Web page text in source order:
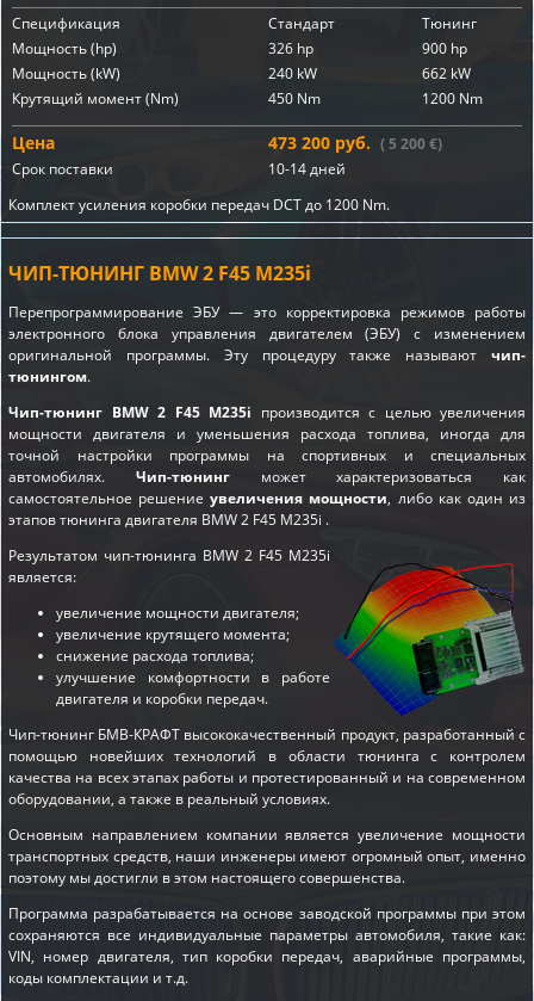
Спецификация Стандарт
Тюнинг
Мощность (hp)
326 hp
900 hp
Мощность (kW)
240 kW
662 kW
Крутящий момент (Nm)
450 Nm 1200 Nm
Цена 473 200 руб. ( 5 200 €)
Срок поставки
10-14 дней
Комплект усиления коробки передач DCT до 1200 Nm.
ЧИП-ТЮНИНГ BMW 2 F45 M235i
Перепрограммирование ЭБУ — это корректировка режимов работы
электронного блока управления двигателем (ЭБУ) с изменением
оригинальной программы. Эту процедуру также называют чип-
тюнингом.
Чип-тюнинг BMW 2 F45 M235i производится с целью увеличения
мощности двигателя и уменьшения расхода топлива, иногда для
точной настройки программы на спортивных и специальных
автомобилях. Чип-тюнингможет характеризоваться как
самостоятельное решениеувеличения мощности, либо как один из
этаповтюнинга двигателя BMW 2 F45 M235i .
Результатом чип-тюнинга BMW 2 F45 M235i
является:
увеличение мощности двигателя;
увеличение крутящего момента;
снижение расхода топлива;
улучшение комфортности в работе
двигателя и коробки передач.
Чип-тюнинг БМВ-КРАФТ высококачественный продукт, разработанный с
помощью новейших технологий в области тюнинга с контролем
качества на всех этапах работы и протестированный и на современном
оборудовании, а также в реальный условиях.
Основным направлением компании является увеличение мощности
транспортных средств, наши инженеры имеют огромный опыт, именно
поэтому мы достигли в этом настоящего совершенства.
Программа разрабатывается на основе заводской программы при этом
сохраняются все индивидуальные параметры автомобиля, такие как:
VIN, номер двигателя, тип коробки передач, аварийные программы,
коды комплектации и т.д.